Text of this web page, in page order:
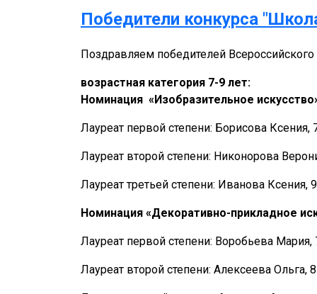
Победители конкурса
Поздравляем победителей
возрастная категория 7-9 лет:
Номинация «Изобразительное
Лауреат первой степени: Борисова Ксения,
Лауреат второй степени: Никонорова
Лауреат третьей степени: Иванова Ксения,
Номинация «Декоративно-прикладное
Лауреат первой степени: Воробьева Мария,
Лауреат второй степени: Алексеева Ольга,